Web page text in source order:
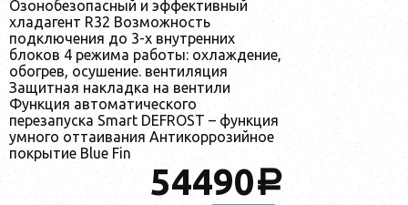
Озонобезопасный и эффективный
хладагент R32 Возможность
подключения до 3-х внутренних
блоков 4 режима работы: охлаждение,
обогрев, осушение. вентиляция
Защитная накладка на вентили
Функция автоматического
перезапуска Smart DEFROST – функция
умного оттаивания Антикоррозийное
покрытие Blue Fin
54490a